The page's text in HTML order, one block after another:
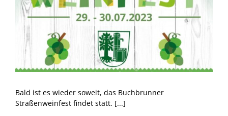
Bald ist es wieder soweit, das Buchbrunner
Straßenweinfest findet statt. [...]